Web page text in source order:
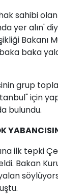
sahibi
yer alın'
Bakanı
baka
grup
için
bulundu.
ilk tepki
Bakan